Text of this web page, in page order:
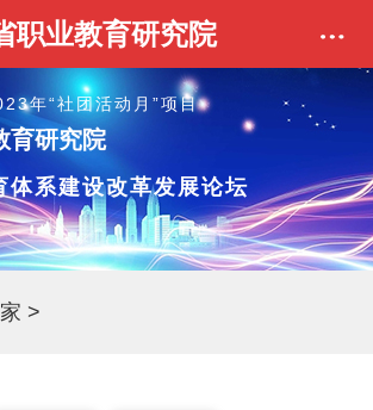
职业教育研究院
年“社团活动月”项目
育研究院
体系建设改革发展论坛
>